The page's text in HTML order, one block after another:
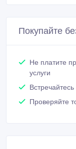
Покупайте
Не платите
услуги
Проверяйте